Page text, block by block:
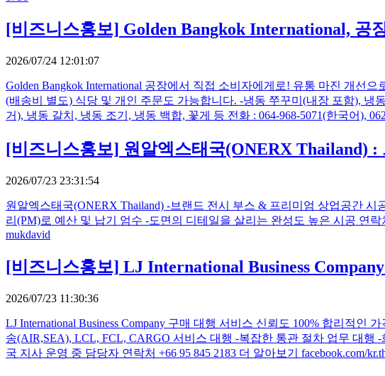
[비즈니스홍보] Golden Bangkok International, 공
2026/07/24 12:01:07
Golden Bangkok International 공장에서 직접 소비자에게로! 유통 마진 개선
(배송비 별도) 식당 및 개인 주문도 가능합니다. -냉동 쭈꾸미(내장 포함), 냉
거), 냉동 갈치, 냉동 조기, 냉동 백합, 꽃게 등 전화 : 064-968-5071(한국어),
[비즈니스홍보] 원알엑스태국(ONERX Thailand)
2026/07/23 23:31:54
원알엑스태국(ONERX Thailand) -브랜드 전시 부스 & 프리미엄 상업공간
리(PM)로 예산 및 납기 엄수 -도면의 디테일을 살리는 완성도 높은 시공 연락
mukdavid
[비즈니스홍보] LJ International Business
2026/07/23 11:30:36
LJ International Business Company 구매 대행 서비스 신뢰도 100% 합리적
송(AIR,SEA), LCL, FCL, CARGO 서비스 대행 -복잡한 통관 절차 업무 대행
국 지사 운영 중 담당자 연락처 +66 95 845 2183 더 알아보기 facebook.com/